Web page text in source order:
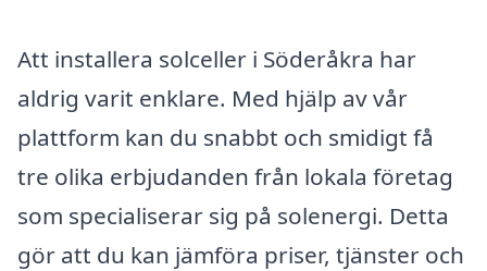
Att installera solceller i Söderåkra har
aldrig varit enklare. Med hjälp av vår
plattform kan du snabbt och smidigt få
tre olika erbjudanden från lokala företag
som specialiserar sig på solenergi. Detta
gör att du kan jämföra priser, tjänster och